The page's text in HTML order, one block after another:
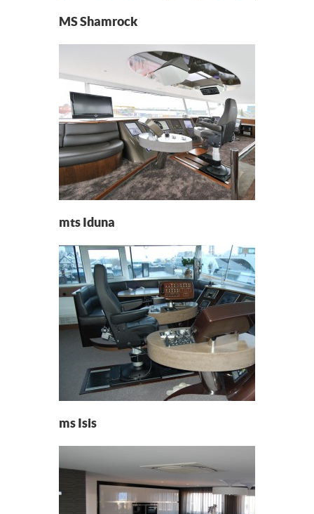
MS Shamrock
mts Iduna
ms Isis